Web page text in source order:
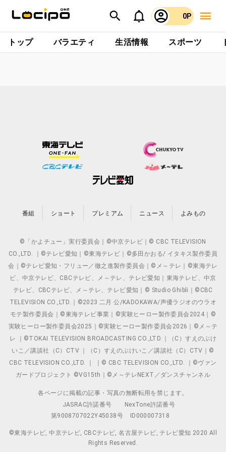
0P
トップ バラエティ 生活情報 スポーツ
番組 ショート プレミアム ニュース よみもの
©「かよチュー」実行委員会｜©中京テレビ｜© CBC TELEVISION
CO.,LTD. ｜©テレビ愛知｜©東海テレビ｜©多田かおる/ イタキス製作委員
会｜©テレビ愛知・フリュー／徹之進製作委員会｜©メ～テレ｜©東海テレ
ビ、中京テレビ、CBCテレビ、メ～テレ、テレビ愛知｜東海テレビ、中京
テレビ、CBCテレビ、メ～テレ、テレビ愛知｜© Studio Ghibli｜©CBC
TELEVISION CO.,LTD.｜©2023 二月 公/KADOKAWA/声優ラジオのウラオ
モテ製作委員会｜©東海テレビ事業｜©実験ヒーロー製作委員会2024｜©
実験ヒーロー製作委員会2025｜©実験ヒーロー製作委員会2026｜©メ～テ
レ ｜©TOKAI TELEVISION BROADCASTING CO.,LTD.｜（C）すえのぶけ
いこ／講談社（C）CTV ｜（C）すえのぶけいこ／講談社（C）CTV｜©
CBC TELEVISION CO.,LTD. ｜ ｜© CBC TELEVISION CO.,LTD. ｜©ヴァン
ガードプロジェクト ©VG15th｜©メ～テレNEXT／ダンスチャンネル
各ページに掲載の記事・写真の無断転用を禁じます。
JASRAC許諾番号
NexTone許諾番号
第9008707022Y45038号
ID000007318
©東海テレビ, 中京テレビ, CBCテレビ, 名古屋テレビ, テレビ愛知 2020 All
Rights Reserved.